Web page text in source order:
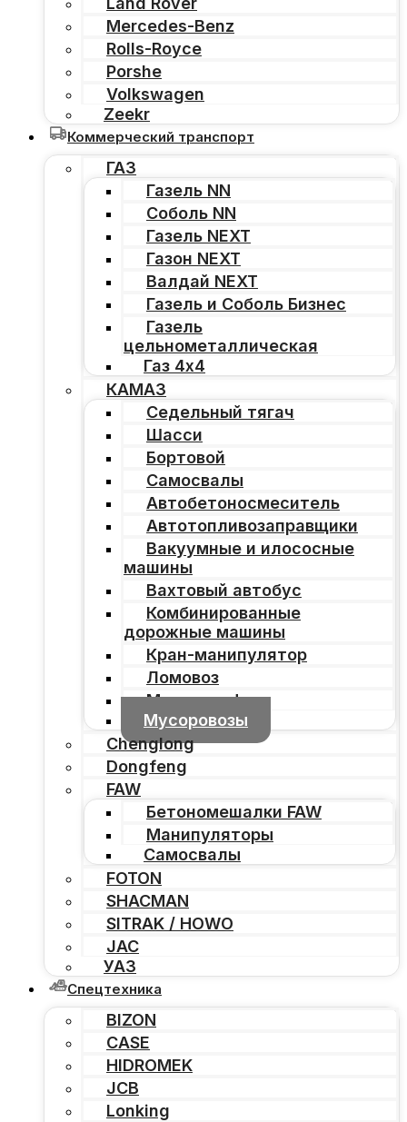
Mercedes-Benz
Rolls-Royce
Porshe
Volkswagen
Zeekr
Коммерческий транспорт
ГАЗ
Газель NN
Соболь NN
Газель NEXT
Газон NEXT
Валдай NEXT
Газель и Соболь Бизнес
Газель
цельнометаллическая
Газ 4х4
КАМАЗ
Седельный тягач
Шасси
Бортовой
Самосвалы
Автобетоносмеситель
Автотопливозаправщики
Вакуумные и илососные
машины
Вахтовый автобус
Комбинированные
дорожные машины
Кран-манипулятор
Ломовоз
Мультилифт
Мусоровозы
Chenglong
Dongfeng
FAW
Бетономешалки FAW
Манипуляторы
Самосвалы
FOTON
SHACMAN
SITRAK / HOWO
JAC
УАЗ
Спецтехника
BIZON
CASE
HIDROMEK
JCB
Lonking